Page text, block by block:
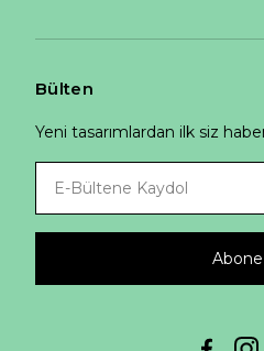
Bülten
Yeni tasarımlardan ilk siz